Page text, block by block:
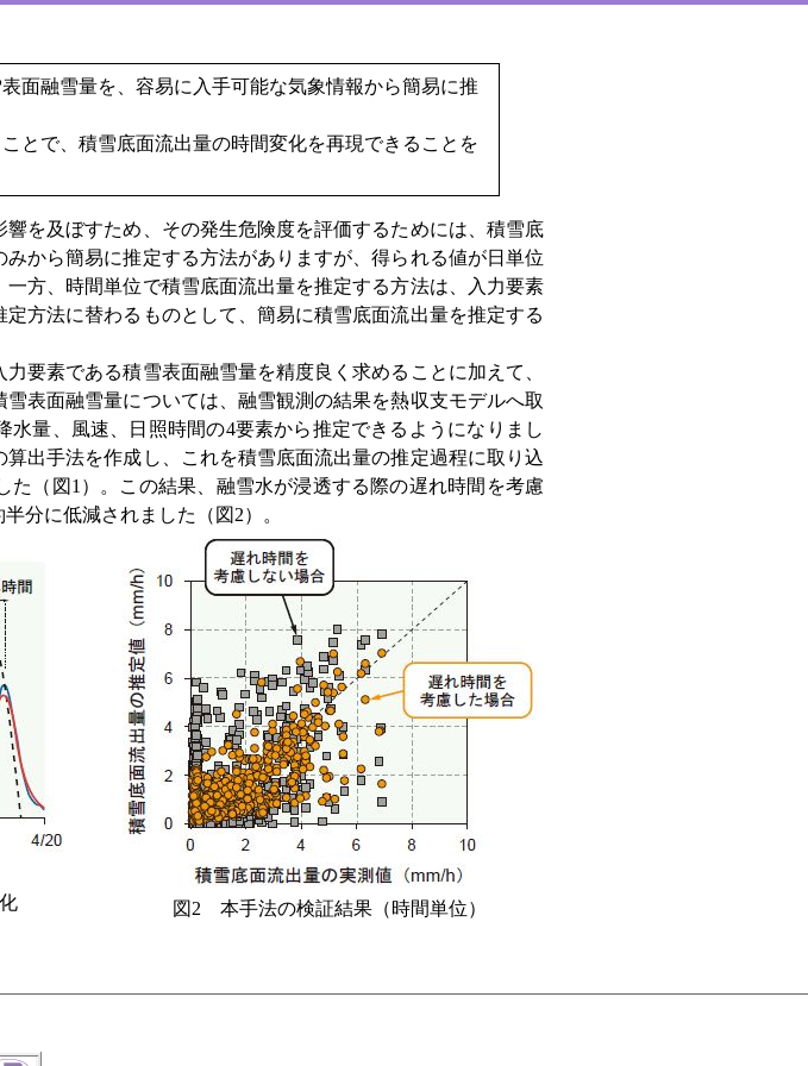
面融雪量を、容易に入手可能な気象情報から簡易に推
とで、積雪底面流出量の時間変化を再現できることを
を及ぼすため、その発生危険度を評価するためには、積雪底
から簡易に推定する方法がありますが、得られる値が日単位
方、時間単位で積雪底面流出量を推定する方法は、入力要素
方法に替わるものとして、簡易に積雪底面流出量を推定する
要素である積雪表面融雪量を精度良く求めることに加えて、
表面融雪量については、融雪観測の結果を熱収支モデルへ取
量、風速、日照時間の4要素から推定できるようになりまし
出手法を作成し、これを積雪底面流出量の推定過程に取り込
（図1）。この結果、融雪水が浸透する際の遅れ時間を考慮
分に低減されました（図2）。
図2 本手法の検証結果（時間単位）